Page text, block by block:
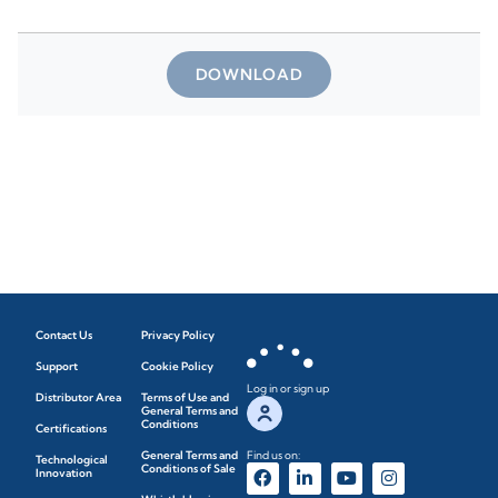
DOWNLOAD
Contact Us
Support
Distributor Area
Certifications
Technological
Innovation
Privacy Policy
Cookie Policy
Terms of Use and
General Terms and
Conditions
General Terms and
Conditions of Sale
Log in or sign up
Find us on: